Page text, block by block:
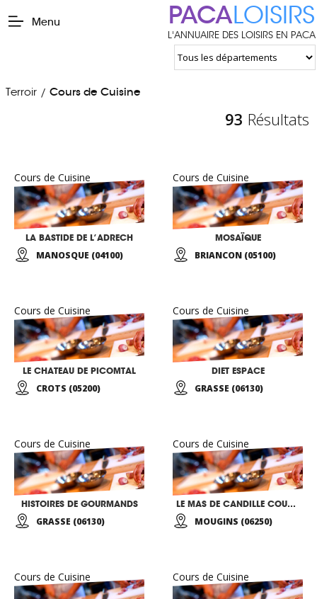
Menu PACALOISIRS
L'ANNUAIRE DES LOISIRS EN PACA
Terroir / Cours de Cuisine
93 Résultats
Cours de Cuisine
LA BASTIDE DE L’ADRECH
MANOSQUE (04100)
Cours de Cuisine
MOSAÏQUE
BRIANCON (05100)
Cours de Cuisine
LE CHATEAU DE PICOMTAL
CROTS (05200)
Cours de Cuisine
DIET ESPACE
GRASSE (06130)
Cours de Cuisine
HISTOIRES DE GOURMANDS
GRASSE (06130)
Cours de Cuisine
LE MAS DE CANDILLE COURS DE CUISINE
MOUGINS (06250)
Cours de Cuisine Cours de Cuisine